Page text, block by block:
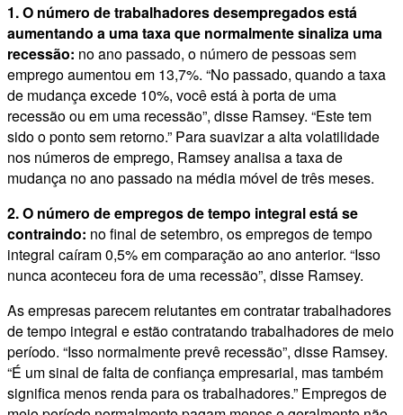
1. O número de trabalhadores desempregados está
aumentando a uma taxa que normalmente sinaliza uma
recessão: no ano passado, o número de pessoas sem
emprego aumentou em 13,7%. “No passado, quando a taxa
de mudança excede 10%, você está à porta de uma
recessão ou em uma recessão”, disse Ramsey. “Este tem
sido o ponto sem retorno.” Para suavizar a alta volatilidade
nos números de emprego, Ramsey analisa a taxa de
mudança no ano passado na média móvel de três meses.
2. O número de empregos de tempo integral está se
contraindo: no final de setembro, os empregos de tempo
integral caíram 0,5% em comparação ao ano anterior. “Isso
nunca aconteceu fora de uma recessão”, disse Ramsey.
As empresas parecem relutantes em contratar trabalhadores
de tempo integral e estão contratando trabalhadores de meio
período. “Isso normalmente prevê recessão”, disse Ramsey.
“É um sinal de falta de confiança empresarial, mas também
significa menos renda para os trabalhadores.” Empregos de